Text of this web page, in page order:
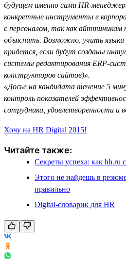
будущем именно сами HR-
конкретные инструменты в
с персоналом, так как
объяснить. Возможно, учить языки
придется, если будут созданы
системы редактирования ERP-
конструкторов сайтов)».
«Досье на кандидата течение 5
контроль показателей
сотрудника, удовлетворенности и
Хочу на HR Digital 2015!
Читайте также:
Секреты успеха: как hh.ru
Этого не найдешь в
правильно
Digital-словарик для HR